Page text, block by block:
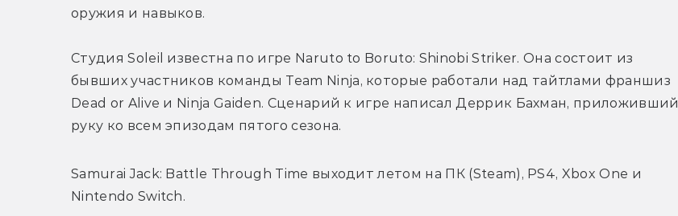
оружия и навыков.
Студия Soleil известна по игре Naruto to Boruto: Shinobi Striker. Она состоит из
бывших участников команды Team Ninja, которые работали над тайтлами франшиз
Dead or Alive и Ninja Gaiden. Сценарий к игре написал Деррик Бахман, приложивший
руку ко всем эпизодам пятого сезона.
Samurai Jack: Battle Through Time выходит летом на ПК (Steam), PS4, Xbox One и
Nintendo Switch.